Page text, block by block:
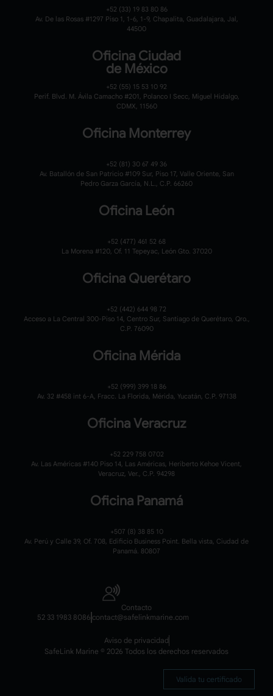
+52 (33) 19 83 80 86
Av. De las Rosas #1297 Piso 1, 1-6, 1-9, Chapalita, Guadalajara, Jal,
44500
Oficina Ciudad
de México
+52 (55) 15 53 10 92
Perif. Blvd. M. Ávila Camacho #201, Polanco I Secc, Miguel Hidalgo,
CDMX, 11560
Oficina Monterrey
+52 (81) 30 67 49 36
Av. Batallón de San Patricio #109 Sur, Piso 17, Valle Oriente, San
Pedro Garza García, N.L., C.P. 66260
Oficina León
+52 (477) 461 52 68
La Morena #120, Of. 11 Tepeyac, León Gto. 37020
Oficina Querétaro
+52 (442) 644 98 72
Acceso a La Central 300-Piso 14, Centro Sur, Santiago de Querétaro, Qro.,
C.P. 76090
Oficina Mérida
+52 (999) 399 18 86
Av. 32 #458 int 6-A, Fracc. La Florida, Mérida, Yucatán, C.P. 97138
Oficina Veracruz
+52 229 758 0702
Av. Las Américas #140 Piso 14, Las Américas, Heriberto Kehoe Vicent,
Veracruz, Ver., C.P. 94298
Oficina Panamá
+507 (8) 38 85 10
Av. Perú y Calle 39, Of. 708, Edificio Business Point. Bella vista, Ciudad de
Panamá. 80807
Contacto
52 33 1983 8086 contact@safelinkmarine.com
Aviso de privacidad
SafeLink Marine © 2026 Todos los derechos reservados
Valida tu certificado